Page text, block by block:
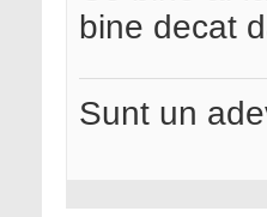
bine decat
Sunt un